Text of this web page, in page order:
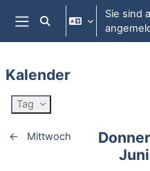
Zum Hauptinhalt
Website-Übersicht
Sucheingabe
Sie sind
Kalender
Tag
← Mittwoch